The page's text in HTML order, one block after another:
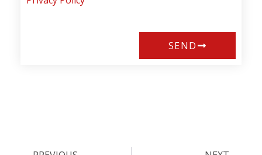
SEND